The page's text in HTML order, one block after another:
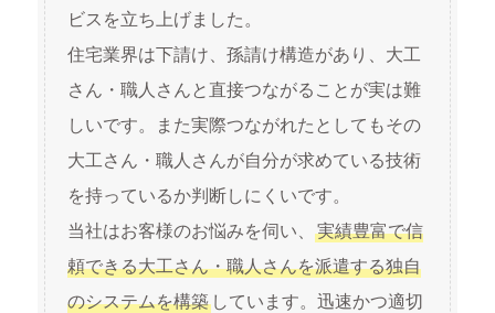
ビスを立ち上げました。
住宅業界は下請け、孫請け構造があり、大工
さん・職人さんと直接つながることが実は難
しいです。また実際つながれたとしてもその
大工さん・職人さんが自分が求めている技術
を持っているか判断しにくいです。
当社はお客様のお悩みを伺い、
実績豊富で信
頼できる大工さん・職人さんを派遣する独自
のシステムを構築しています。迅速かつ適切